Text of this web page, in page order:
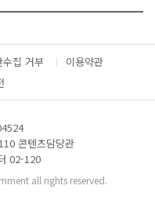
e
서
다
운
집 거부
이용약관
콘텐츠담당관
02-120
all rights reserved.